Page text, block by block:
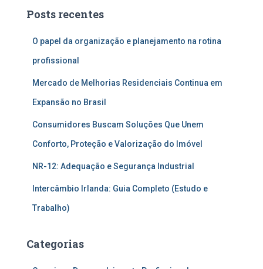
Posts recentes
O papel da organização e planejamento na rotina
profissional
Mercado de Melhorias Residenciais Continua em
Expansão no Brasil
Consumidores Buscam Soluções Que Unem
Conforto, Proteção e Valorização do Imóvel
NR-12: Adequação e Segurança Industrial
Intercâmbio Irlanda: Guia Completo (Estudo e
Trabalho)
Categorias